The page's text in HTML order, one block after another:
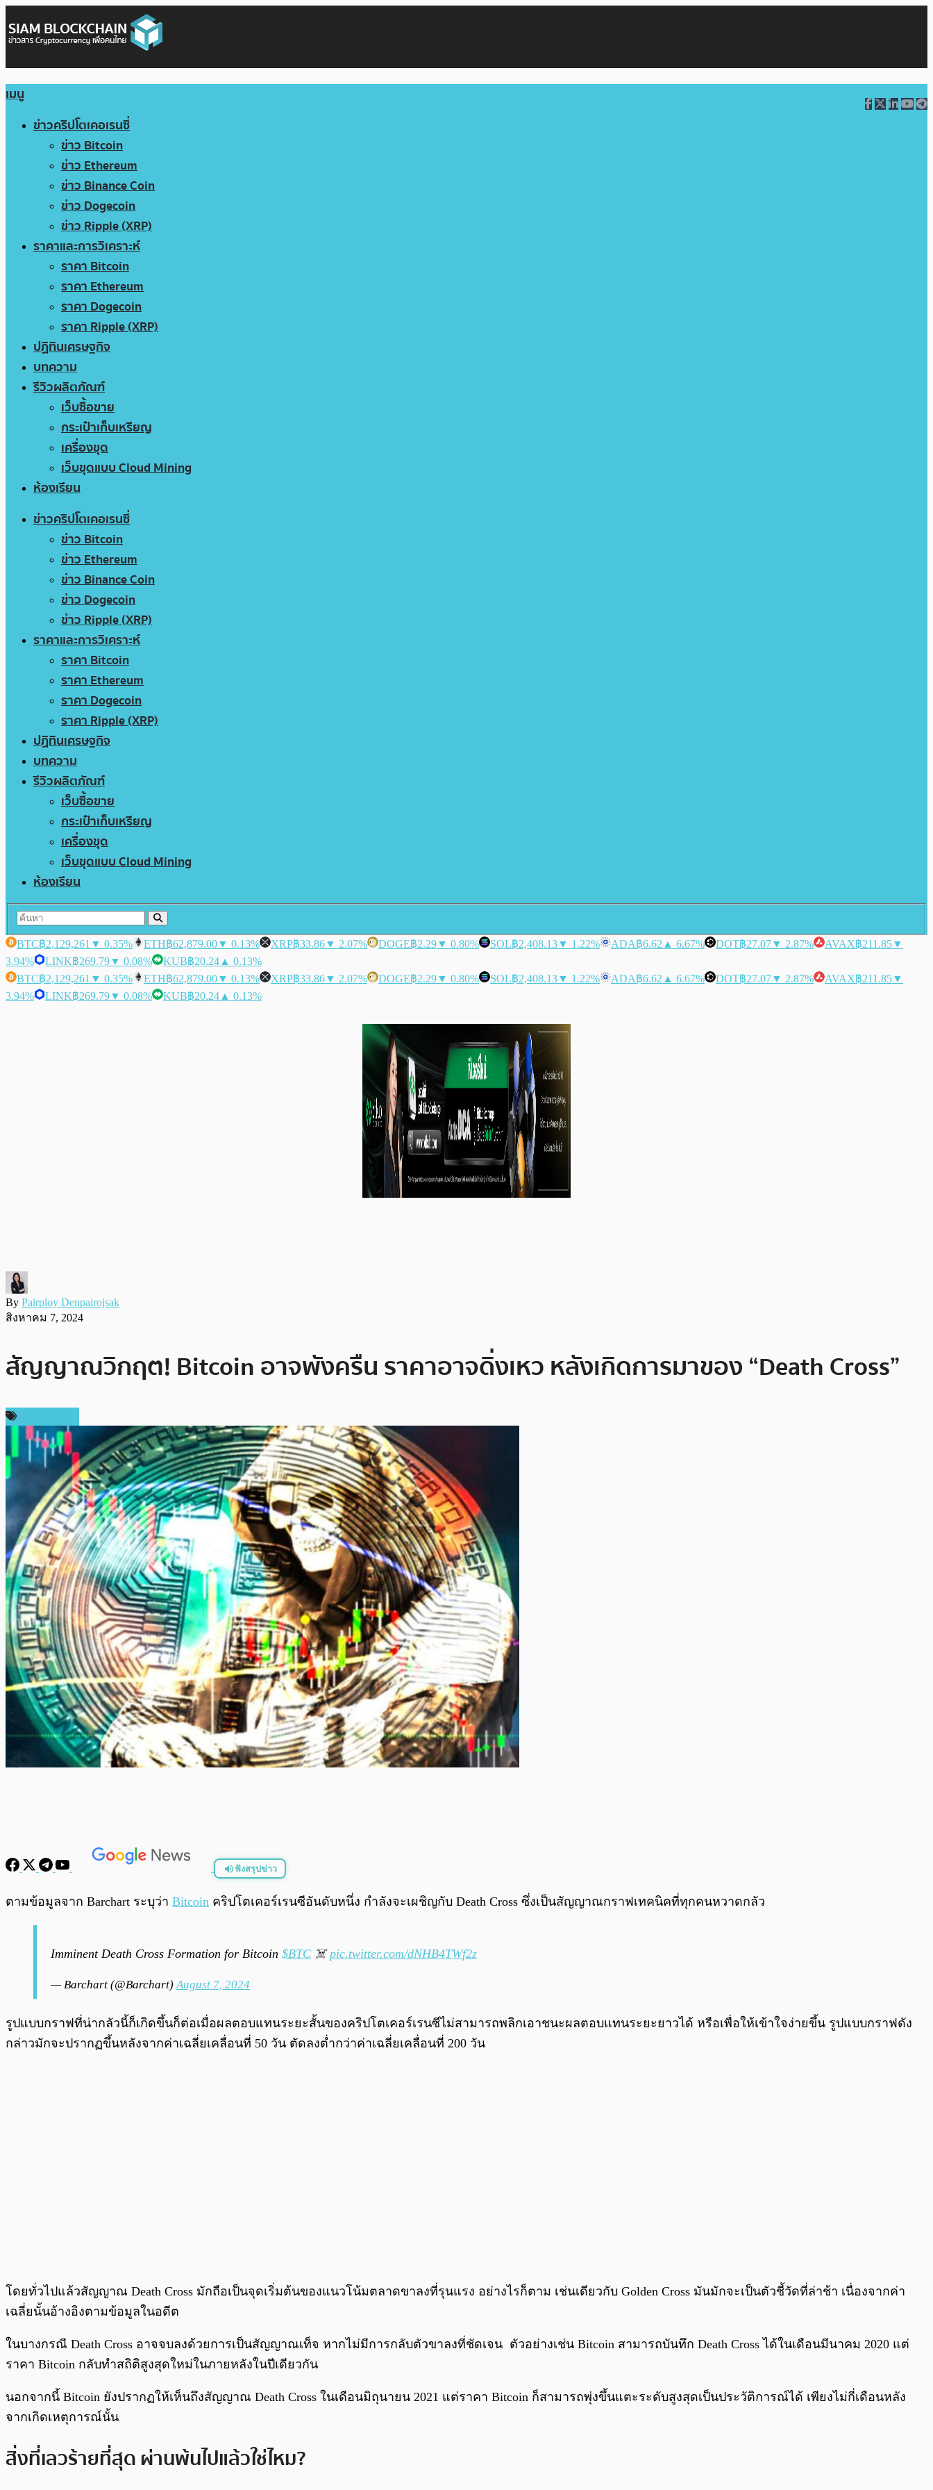
เมนู
ข่าวคริปโตเคอเรนซี่
ข่าว Bitcoin
ข่าว Ethereum
ข่าว Binance Coin
ข่าว Dogecoin
ข่าว Ripple (XRP)
ราคาและการวิเคราะห์
ราคา Bitcoin
ราคา Ethereum
ราคา Dogecoin
ราคา Ripple (XRP)
ปฏิทินเศรษฐกิจ
บทความ
รีวิวผลิตภัณฑ์
เว็บซื้อขาย
กระเป๋าเก็บเหรียญ
เครื่องขุด
เว็บขุดแบบ Cloud Mining
ห้องเรียน
ข่าวคริปโตเคอเรนซี่
ข่าว Bitcoin
ข่าว Ethereum
ข่าว Binance Coin
ข่าว Dogecoin
ข่าว Ripple (XRP)
ราคาและการวิเคราะห์
ราคา Bitcoin
ราคา Ethereum
ราคา Dogecoin
ราคา Ripple (XRP)
ปฏิทินเศรษฐกิจ
บทความ
รีวิวผลิตภัณฑ์
เว็บซื้อขาย
กระเป๋าเก็บเหรียญ
เครื่องขุด
เว็บขุดแบบ Cloud Mining
ห้องเรียน
BTC฿2,129,261 ▼ 0.35% ETH฿62,879.00▼ 0.13% XRP฿33.86▼ 2.07% DOGE฿2.29▼ 0.80% SOL฿2,408.13▼ 1.22% ADA฿6.62 ▲ 6.67% DOT฿27.07▼ 2.87% AVAX฿211.85▼
3.94%
LINK฿269.79▼ 0.08% KUB฿20.24 ▲ 0.13%
BTC฿2,129,261 ▼ 0.35% ETH฿62,879.00▼ 0.13% XRP฿33.86▼ 2.07% DOGE฿2.29▼ 0.80% SOL฿2,408.13▼ 1.22% ADA฿6.62 ▲ 6.67% DOT฿27.07▼ 2.87% AVAX฿211.85▼
3.94%
LINK฿269.79▼ 0.08% KUB฿20.24 ▲ 0.13%
By Pairploy Denpairojsak
สิงหาคม 7, 2024
สัญญาณวิกฤต! Bitcoin อาจพังครืน ราคาอาจดิ่งเหว หลังเกิดการมาของ “Death Cross”
ฟังสรุปข่าว
ตามข้อมูลจาก Barchart ระบุว่า Bitcoin คริปโตเคอร์เรนซีอันดับหนึ่ง กำลังจะเผชิญกับ Death Cross ซึ่งเป็นสัญญาณกราฟเทคนิคที่ทุกคนหวาดกลัว
Imminent Death Cross Formation for Bitcoin $BTC ☠️pic.twitter.com/dNHB4TWf2z
— Barchart (@Barchart)August 7, 2024
รูปแบบกราฟที่น่ากลัวนี้ก็เกิดขึ้นก็ต่อเมื่อผลตอบแทนระยะสั้นของคริปโตเคอร์เรนซีไม่สามารถพลิกเอาชนะผลตอบแทนระยะยาวได้ หรือเพื่อให้เข้าใจง่ายขึ้น รูปแบบกราฟดัง
กล่าวมักจะปรากฏขึ้นหลังจากค่าเฉลี่ยเคลื่อนที่ 50 วัน ตัดลงต่ำกว่าค่าเฉลี่ยเคลื่อนที่ 200 วัน
โดยทั่วไปแล้วสัญญาณ Death Cross มักถือเป็นจุดเริ่มต้นของแนวโน้มตลาดขาลงที่รุนแรง อย่างไรก็ตาม เช่นเดียวกับ Golden Cross มันมักจะเป็นตัวชี้วัดที่ล่าช้า เนื่องจากค่า
เฉลี่ยนั้นอ้างอิงตามข้อมูลในอดีต
ในบางกรณี Death Cross อาจจบลงด้วยการเป็นสัญญาณเท็จ หากไม่มีการกลับตัวขาลงที่ชัดเจน ตัวอย่างเช่น Bitcoin สามารถบันทึก Death Cross ได้ในเดือนมีนาคม 2020 แต่
ราคา Bitcoin กลับทำสถิติสูงสุดใหม่ในภายหลังในปีเดียวกัน
นอกจากนี้ Bitcoin ยังปรากฏให้เห็นถึงสัญญาณ Death Cross ในเดือนมิถุนายน 2021 แต่ราคา Bitcoin ก็สามารถพุ่งขึ้นแตะระดับสูงสุดเป็นประวัติการณ์ได้ เพียงไม่กี่เดือนหลัง
จากเกิดเหตุการณ์นั้น
สิ่งที่เลวร้ายที่สุด ผ่านพ้นไปแล้วใช่ไหม?